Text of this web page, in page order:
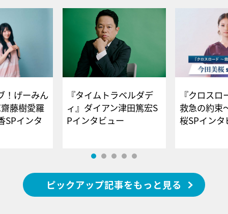
！げーみん
藤樹愛羅
SPインタ
『タイムトラベルダデ
ィ』ダイアン津田篤宏S
Pインタビュー
『クロス
救急の約束
桜SPイ
ピックアップ記事をもっと見る